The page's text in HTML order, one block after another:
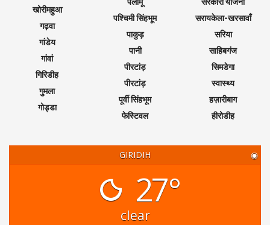
खोरीमहुआ
गढ़वा
गांडेय
गांवां
गिरिडीह
गुमला
गोड्डा
पश्चिमी सिंहभूम
पाकुड़
पानी
पीरटांड़
पीरटांड़
पूर्वी सिंहभूम
फेस्टिवल
सरायकेला-खरसावाँ
सरिया
साहिबगंज
सिमडेगा
स्वास्थ्य
हज़ारीबाग
हीरोडीह
GIRIDIH ◉
27°
clear